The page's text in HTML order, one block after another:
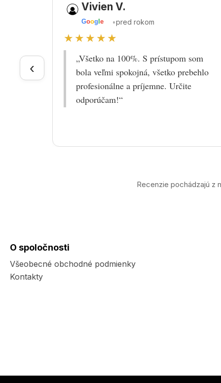
‹
Vivien V.
Goog le •pred rokom
★★★★★
„Všetko na 100%. S prístupom som
bola veľmi spokojná, všetko prebehlo
profesionálne a príjemne. Určite
odporúčam!“
Recenzie pochádzajú z
O spoločnosti
Všeobecné obchodné podmienky
Kontakty